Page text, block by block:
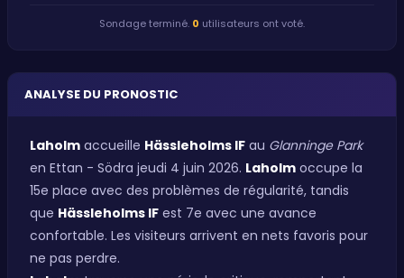
Sondage terminé. 0 utilisateurs ont voté.
ANALYSE DU PRONOSTIC
Laholm accueille Hässleholms IF au Glanninge Park
en Ettan - Södra jeudi 4 juin 2026. Laholm occupe la
15e place avec des problèmes de régularité, tandis
que Hässleholms IF est 7e avec une avance
confortable. Les visiteurs arrivent en nets favoris pour
ne pas perdre.